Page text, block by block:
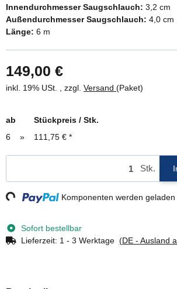
Innendurchmesser Saugschlauch: 3,2 cm
Außendurchmesser Saugschlauch: 4,0 cm
Länge: 6 m
149,00 €
inkl. 19% USt. , zzgl. Versand (Paket)
ab
Stückpreis / Stk.
6
» 111,75 € *
Stk.
Komponenten werden geladen
Sofort bestellbar
Lieferzeit: 1 - 3 Werktage (DE - Ausland